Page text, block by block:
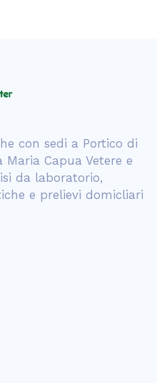
con sedi a Portico di
Maria Capua Vetere e
da laboratorio,
e prelievi domicliari